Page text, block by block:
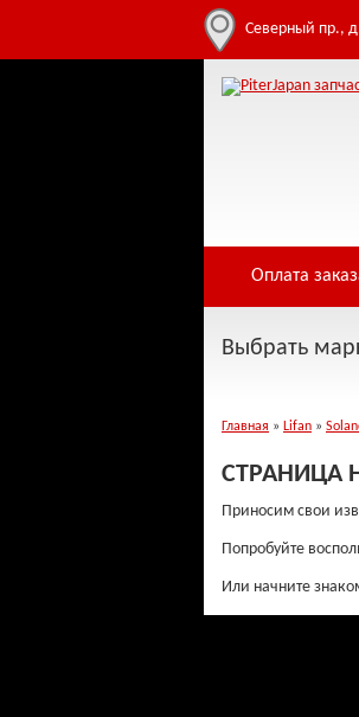
Incorrect table name '' Warning: Cannot modify
/home/i/infowe4f/piterjapan.ru/public_html/
Северный пр.,
Оплата
Выбрать
Главная » Lifan »
СТРАНИЦА
Приносим свои
Попробуйте
Или начните